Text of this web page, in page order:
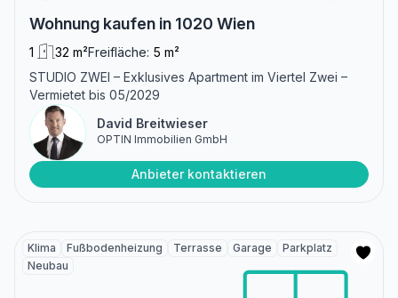
Wohnung kaufen in 1020 Wien
1 32 m²Freifläche: 5 m²
STUDIO ZWEI – Exklusives Apartment im Viertel Zwei –
Vermietet bis 05/2029
David Breitwieser
OPTIN Immobilien GmbH
Anbieter kontaktieren
Klima Fußbodenheizung Terrasse Garage
Parkplatz
Neubau